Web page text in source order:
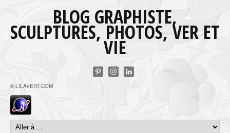
BLOG GRAPHISTE,
SCULPTURES, PHOTOS, VER ET
VIE
© LILAVERT.COM